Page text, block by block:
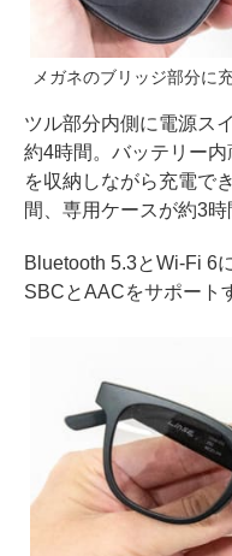
メガネのブリッジ部分に
ツル部分内側に電源ス
約4時間。バッテリー
を収納しながら充電で
間、専用ケースが約3時
Bluetooth 5.3とWi-Fi 6
SBCとAACをサポート